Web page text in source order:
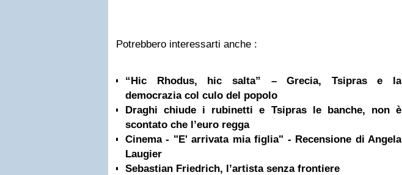
Potrebbero interessarti anche :
“Hic Rhodus, hic salta” – Grecia, Tsipras e la
democrazia col culo del popolo
Draghi chiude i rubinetti e Tsipras le banche, non è
scontato che l’euro regga
Cinema - "E' arrivata mia figlia" - Recensione di Angela
Laugier
Sebastian Friedrich, l’artista senza frontiere